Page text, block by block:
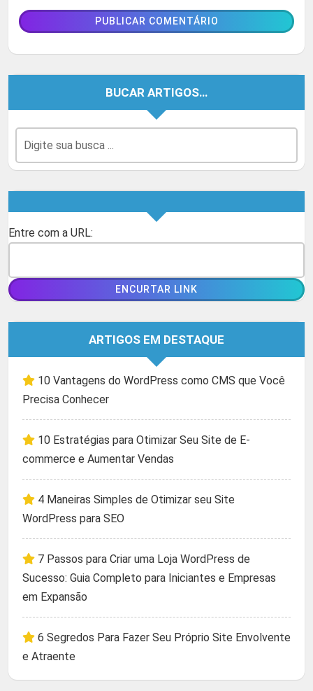
BUCAR ARTIGOS…
Entre com a URL:
ARTIGOS EM DESTAQUE
10 Vantagens do WordPress como CMS que Você
Precisa Conhecer
10 Estratégias para Otimizar Seu Site de E-
commerce e Aumentar Vendas
4 Maneiras Simples de Otimizar seu Site
WordPress para SEO
7 Passos para Criar uma Loja WordPress de
Sucesso: Guia Completo para Iniciantes e Empresas
em Expansão
6 Segredos Para Fazer Seu Próprio Site Envolvente
e Atraente